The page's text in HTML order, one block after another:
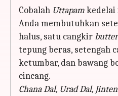
Cobalah Uttapamkedelai
Anda membutuhkan
halus, satu cangkir
tepung beras, setengah
ketumbar, dan bawang
cincang.
Chana Dal, Urad Dal, Jinten